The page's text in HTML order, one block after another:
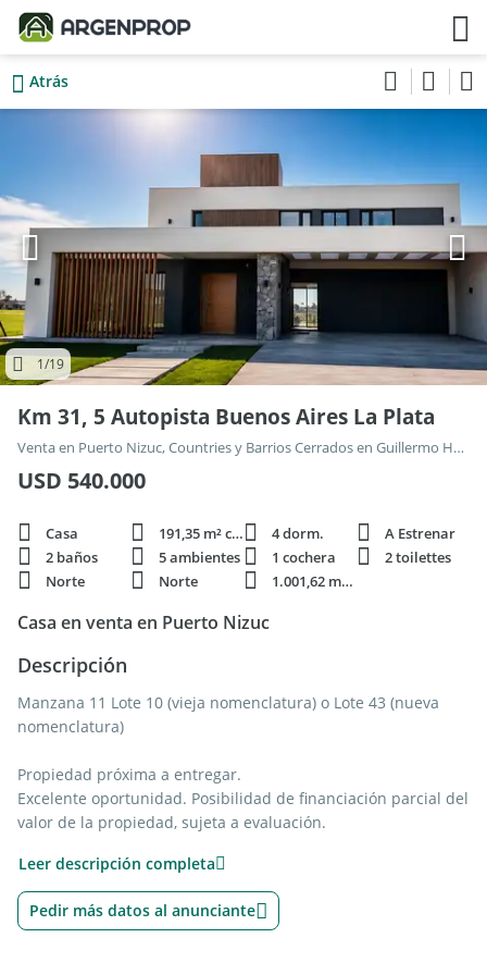
Atrás
1/19
Km 31, 5 Autopista Buenos Aires La Plata
Venta en Puerto Nizuc, Countries y Barrios Cerrados en Guillermo Hudson
USD 540.000
Casa 191,35 m² cubie. 4 dorm.
A Estrenar
2 baños
5 ambientes 1 cochera
2 toilettes
Norte
Norte 1.001,62 m² terren.
Casa en venta en Puerto Nizuc
Descripción
Manzana 11 Lote 10 (vieja nomenclatura) o Lote 43 (nueva
nomenclatura)
Propiedad próxima a entregar.
Excelente oportunidad. Posibilidad de financiación parcial del
valor de la propiedad, sujeta a evaluación.
? Superficie cubierta: 191,35 m2
? Superficie semicubierta: 65,60 m2
? Superficie total: 256,95 m2
Leer descripción completa
Pedir más datos al anunciante